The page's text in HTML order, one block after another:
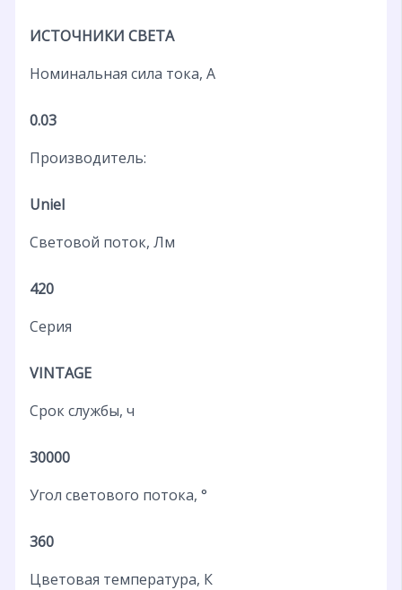
ИСТОЧНИКИ СВЕТА
Номинальная сила тока, А
0.03
Производитель:
Uniel
Световой поток, Лм
420
Серия
VINTAGE
Срок службы, ч
30000
Угол светового потока, °
360
Цветовая температура, К